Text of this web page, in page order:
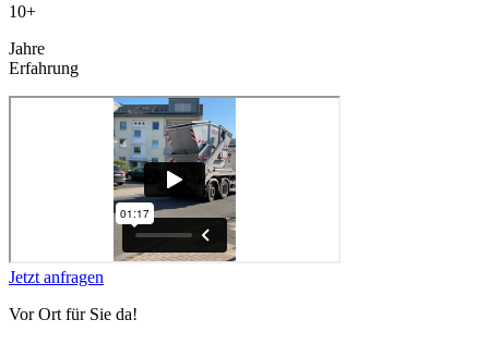
10+
Jahre
Erfahrung
Jetzt anfragen
Vor Ort für Sie da!